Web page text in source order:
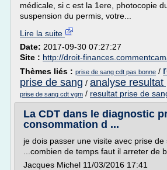
médicale, si c est la 1ere, photocopie
suspension du permis, votre...
Lire la suite
Date: 2017-09-30 07:27:27
Site : http://droit-
Thèmes liés : prise de sang cdt pas bonne /
prise de sang / analyse resultat
prise de sang cdt vgm / resultat prise de
La CDT dans le diagnostic
consommation d ...
je dois passer une visite avec prise de
...combien de temps faut il arreter de
Jacques Michel 11/03/2016 17:41